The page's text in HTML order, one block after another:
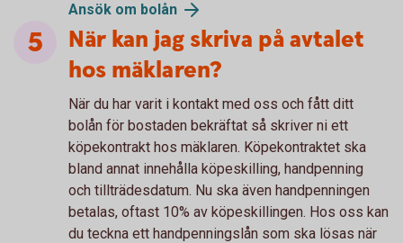
Ansök om bolån
När kan jag skriva på avtalet
hos mäklaren?
När du har varit i kontakt med oss och fått ditt
bolån för bostaden bekräftat så skriver ni ett
köpekontrakt hos mäklaren. Köpekontraktet ska
bland annat innehålla köpeskilling, handpenning
och tillträdesdatum. Nu ska även handpenningen
betalas, oftast 10% av köpeskillingen. Hos oss kan
du teckna ett handpenningslån som ska lösas när